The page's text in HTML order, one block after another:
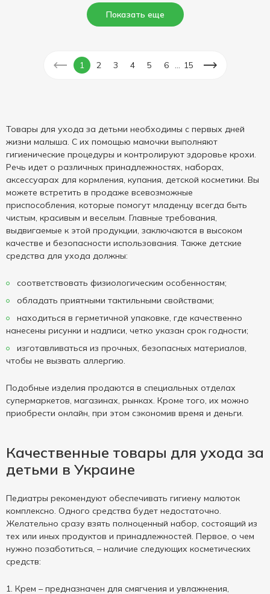
Показать еще
1 2 3 4 5 6 15
Товары для ухода за детьми необходимы с первых дней
жизни малыша. С их помощью мамочки выполняют
гигиенические процедуры и контролируют здоровье крохи.
Речь идет о различных принадлежностях, наборах,
аксессуарах для кормления, купания, детской косметики. Вы
можете встретить в продаже всевозможные
приспособления, которые помогут младенцу всегда быть
чистым, красивым и веселым. Главные требования,
выдвигаемые к этой продукции, заключаются в высоком
качестве и безопасности использования. Также детские
средства для ухода должны:
соответствовать физиологическим особенностям;
обладать приятными тактильными свойствами;
находиться в герметичной упаковке, где качественно
нанесены рисунки и надписи, четко указан срок годности;
изготавливаться из прочных, безопасных материалов,
чтобы не вызвать аллергию.
Подобные изделия продаются в специальных отделах
супермаркетов, магазинах, рынках. Кроме того, их можно
приобрести онлайн, при этом сэкономив время и деньги.
Качественные товары для ухода за
детьми в Украине
Педиатры рекомендуют обеспечивать гигиену малюток
комплексно. Одного средства будет недостаточно.
Желательно сразу взять полноценный набор, состоящий из
тех или иных продуктов и принадлежностей. Первое, о чем
нужно позаботиться, – наличие следующих косметических
средств:
Крем – предназначен для смягчения и увлажнения,